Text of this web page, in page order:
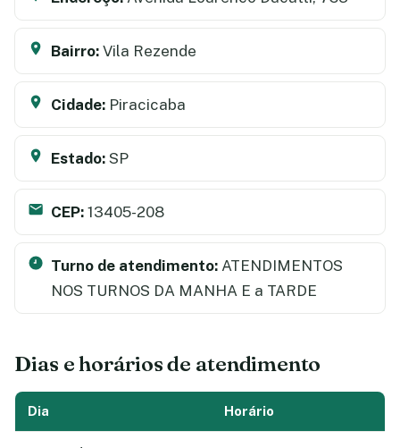
Bairro: Vila Rezende
Cidade: Piracicaba
Estado: SP
CEP: 13405-208
Turno de atendimento: ATENDIMENTOS
NOS TURNOS DA MANHA E a TARDE
Dias e horários de atendimento
Dia Horário